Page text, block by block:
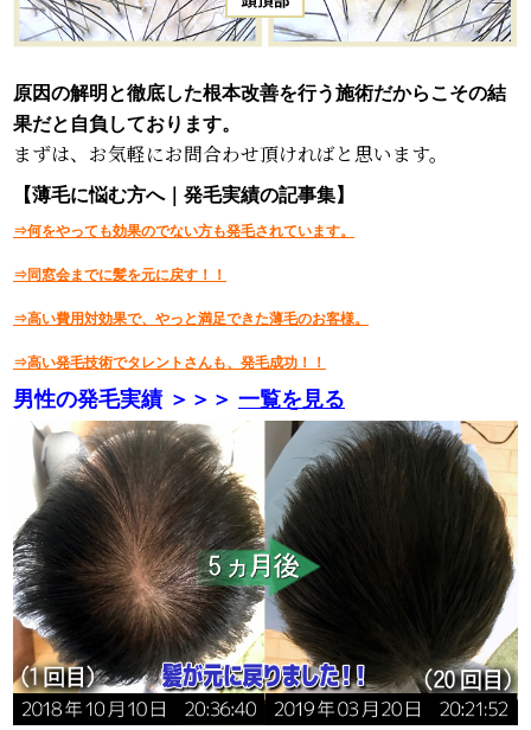
原因の解明と徹底した根本改善を行う施術だからこその結
果だと自負しております。
まずは、お気軽にお問合わせ頂ければと思います。
【薄毛に悩む方へ｜発毛実績の記事集】
⇒何をやっても効果のでない方も発毛されています。
⇒同窓会までに髪を元に戻す！！
⇒高い費用対効果で、やっと満足できた薄毛のお客様。
⇒高い発毛技術でタレントさんも、発毛成功！！
男性の発毛実績 ＞＞＞ 一覧を見る